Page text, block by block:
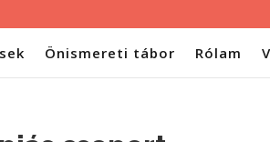
Önismereti tábor Rólam